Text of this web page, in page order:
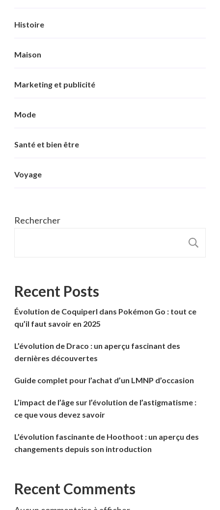
Histoire
Maison
Marketing et publicité
Mode
Santé et bien être
Voyage
Rechercher
Recent Posts
Évolution de Coquiperl dans Pokémon Go : tout ce
qu’il faut savoir en 2025
L’évolution de Draco : un aperçu fascinant des
dernières découvertes
Guide complet pour l’achat d’un LMNP d’occasion
L’impact de l’âge sur l’évolution de l’astigmatisme :
ce que vous devez savoir
L’évolution fascinante de Hoothoot : un aperçu des
changements depuis son introduction
Recent Comments